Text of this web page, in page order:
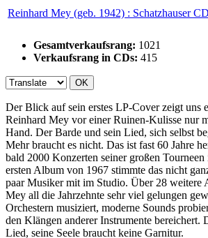
Reinhard Mey (geb. 1942) : SchatzhauserCD
Gesamtverkaufsrang: 1021
Verkaufsrang in CDs: 415
OK
Der Blick auf sein erstes LP-Cover zeigt uns
Reinhard Mey vor einer Ruinen-Kulisse nur
Hand. Der Barde und sein Lied, sich selbst
Mehr braucht es nicht. Das ist fast 60 Jahre
bald 2000 Konzerten seiner großen
ersten Album von 1967 stimmte das nicht
paar Musiker mit im Studio. Über 28 weitere
Mey all die Jahrzehnte sehr viel gelungen
Orchestern musiziert, moderne Sounds
den Klängen anderer Instrumente bereichert.
Lied, seine Seele braucht keine Garnitur.